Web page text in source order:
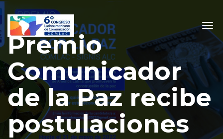
Premio
Comunicador
de la Paz recibe
postulaciones